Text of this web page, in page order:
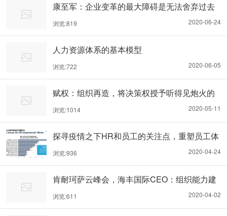
康至军：企业变革的最大障碍是无法舍弃过去
2020-06-24
浏览:819
人力资源体系的基本模型
2020-06-05
浏览:722
赋权：组织再造，将决策权授予听得见炮火的
人
2020-05-11
浏览:1014
探寻疫情之下HR和员工的关注点，重塑员工体
验
2020-04-24
浏览:936
肯耐珂萨云峰会，海丰国际CEO：组织能力建
设如何有效落地
2020-04-02
浏览:611